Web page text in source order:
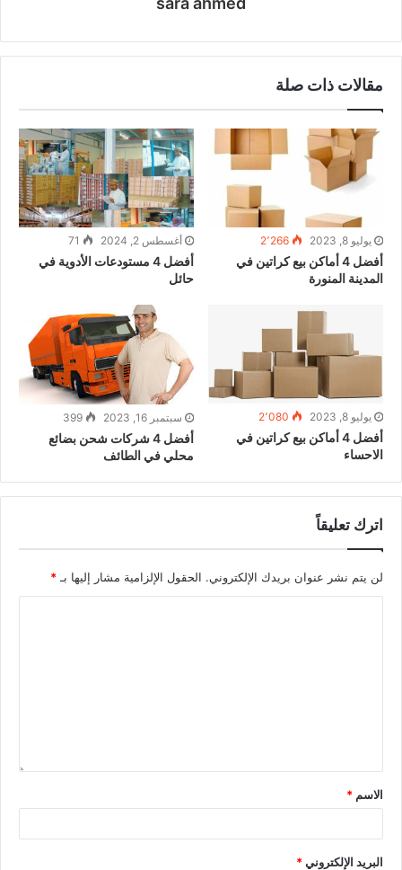
مقالات ذات صلة
يوليو 8, 2023 2٬266
أفضل 4 أماكن بيع كراتين في
المدينة المنورة
أغسطس 2, 2024 71
أفضل 4 مستودعات الأدوية في
حائل
يوليو 8, 2023 2٬080
أفضل 4 أماكن بيع كراتين في
الاحساء
سبتمبر 16, 2023 399
أفضل 4 شركات شحن بضائع
محلي في الطائف
اترك تعليقاً
لن يتم نشر عنوان بريدك الإلكتروني. الحقول الإلزامية مشار إليها بـ *
الاسم *
البريد الإلكتروني*